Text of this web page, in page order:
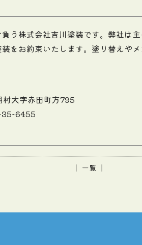
う株式会社吉川塗装です。弊社は
をお約束いたします。塗り替えや
大字赤田町方795
6455
│ 一覧 │